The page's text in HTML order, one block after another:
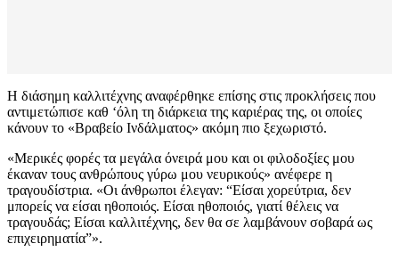
Η διάσημη καλλιτέχνης αναφέρθηκε επίσης στις προκλήσεις που
αντιμετώπισε καθ ‘όλη τη διάρκεια της καριέρας της, οι οποίες
κάνουν το «Βραβείο Ινδάλματος» ακόμη πιο ξεχωριστό.
«Μερικές φορές τα μεγάλα όνειρά μου και οι φιλοδοξίες μου
έκαναν τους ανθρώπους γύρω μου νευρικούς» ανέφερε η
τραγουδίστρια. «Οι άνθρωποι έλεγαν: “Είσαι χορεύτρια, δεν
μπορείς να είσαι ηθοποιός. Είσαι ηθοποιός, γιατί θέλεις να
τραγουδάς; Είσαι καλλιτέχνης, δεν θα σε λαμβάνουν σοβαρά ως
επιχειρηματία”».